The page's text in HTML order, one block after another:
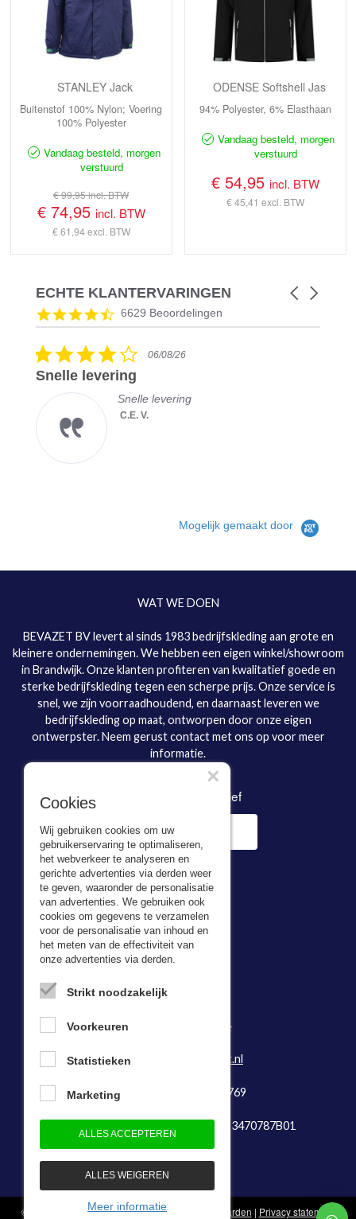
STANLEY Jack
Buitenstof 100% Nylon; Voering
100% Polyester
Vandaag besteld, morgen
verstuurd
€ 99,95incl. BTW
€ 74,95 incl. BTW
€ 61,94 excl. BTW
ODENSE Softshell Jas
94% Polyester, 6% Elasthaan
Vandaag besteld, morgen
verstuurd
€ 54,95 incl. BTW
€ 45,41 excl. BTW
ECHTE KLANTERVARINGEN
Reviews
carousel
Carousel
4.5
star
6629 Beoordelingen
4.006/08/26
Snelle levering
Snelle levering
C.E. V.
Mogelijk gemaakt door
WAT WE DOEN
BEVAZET BV levert al sinds 1983 bedrijfskleding aan grote en
kleinere ondernemingen. We hebben een eigen winkel/showroom
in Brandwijk. Onze klanten profiteren van kwalitatief goede en
sterke bedrijfskleding tegen een scherpe prijs. Onze service is
snel, we zijn voorraadhoudend, en daarnaast leveren we
bedrijfskleding op maat, ontworpen door onze eigen
ontwerpster. Neem gerust contact met ons op voor meer
informatie.
Inschrijven nieuwsbrief
Adresgegevens
Kerkweg 5,
0184-64 29 74
E-mail:
info@bevazet.nl
KvK-nummer: 23048769
Btw-identificatienummer: NL823470787B01
© 1983 - 2026 - Bevazet B.V.Algemene voorwaarden | Privacy statement
Cookies
Wij gebruiken cookies om uw
gebruikerservaring te optimaliseren,
het webverkeer te analyseren en
gerichte advertenties via derden weer
te geven, waaronder de personalisatie
van advertenties. We gebruiken ook
cookies om gegevens te verzamelen
voor de personalisatie van inhoud en
het meten van de effectiviteit van
onze advertenties via derden.
Strikt noodzakelijk
Voorkeuren
Statistieken
Marketing
ALLES ACCEPTEREN
ALLES WEIGEREN
Meer informatie
×